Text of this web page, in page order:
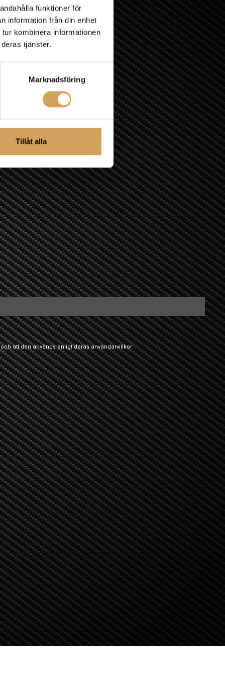
funktioner för
information från din enhet
kombinera informationen
tjänster.
Marknadsföring
Tillåt alla
att den används enligt deras användarvillkor